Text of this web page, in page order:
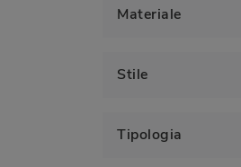
Materiale
Stile
Tipologia